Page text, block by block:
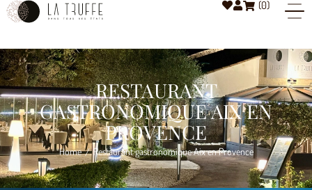
(0)
RESTAURANT
GASTRONOMIQUE AIX EN
PROVENCE
Home / Restaurant gastronomique Aix en Provence